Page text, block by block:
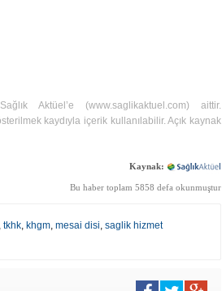
Aktüel’e (www.saglikaktuel.com) aittir.
kaydıyla içerik kullanılabilir. Açık kaynak
Kaynak:
Bu haber toplam 5858 defa okunmuştur
, tkhk, khgm, mesai disi, saglik hizmet